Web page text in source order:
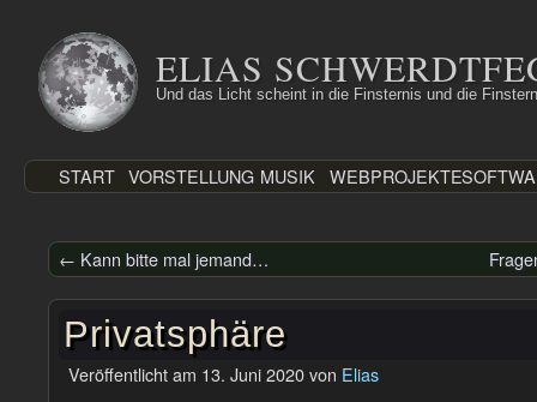
Inhalt
springen
ELIAS
Und das Licht scheint in die Finsternis und die
START VORSTELLUNG MUSIK WEBPROJEKTE
← Kann bitte mal jemand…
Privatsphäre
Veröffentlicht am 13. Juni 2020von Elias